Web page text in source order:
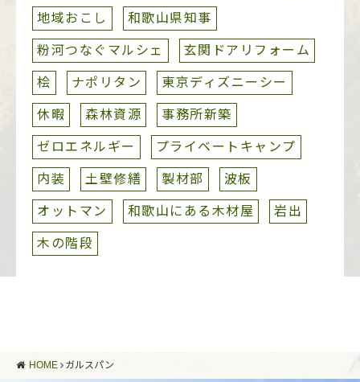
地域おこし
和歌山県知事
粉河つなぐマルシェ
玄関ドアリフォーム
桧
ナポリタン
東京ディズニーシー
休暇
森林資源
事務所新築
ゼロエネルギー
プライベートキャンプ
内装
土壁修繕 製材部
波板
オットマン
和歌山にある木材屋
岩出
木の階段
HOME ガルスパン